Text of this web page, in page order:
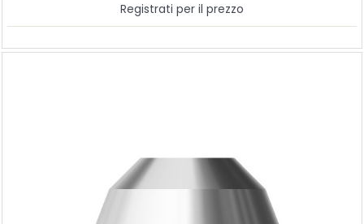
Registrati per il prezzo